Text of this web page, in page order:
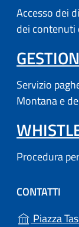
Accesso dei
dei contenuti
Servizio
Montana e
Procedura
CONTATTI
Piazza